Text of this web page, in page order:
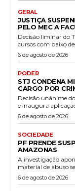
GERAL
JUSTIÇA
PELO MEC A
Decisão liminar do
cursos com baixo
6 de agosto de 2026
PODER
STJ CONDENA
CARGO POR
Decisão unânime
e inaugura
6 de agosto de 2026
SOCIEDADE
PF PRENDE
AMAZONAS
A investigação
material de abuso
6 de agosto de 2026